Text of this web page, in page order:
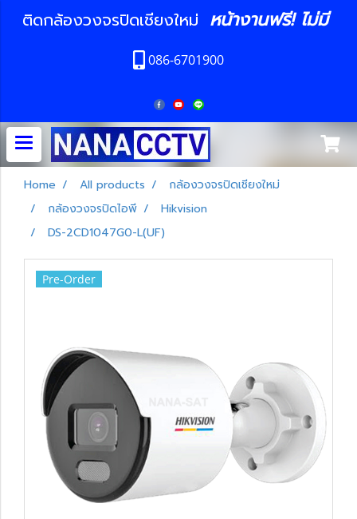
ติดกล้องวงจรปิดเชียงใหม่ หน้างานฟรี! ไม่มี
086-6701900
Home All products
กล้องวงจรปิดเชียงใหม่
กล้องวงจรปิดไอพี
Hikvision
DS-2CD1047G0-L(UF)
Pre-Order